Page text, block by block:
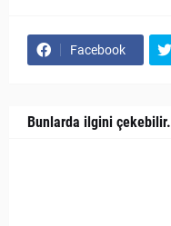
Facebook
Bunlarda ilgini çekebilir.